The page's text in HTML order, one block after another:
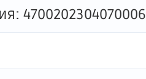
4700202304070006